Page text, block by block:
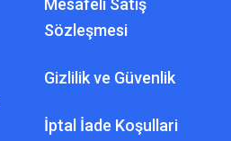
Mesafeli Satış
Sözleşmesi
Gizlilik ve Güvenlik
İptal İade Koşullari